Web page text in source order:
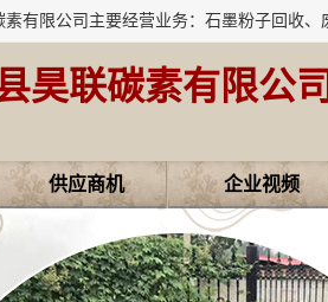
昊联碳素有限公司
供应商机 企业视频